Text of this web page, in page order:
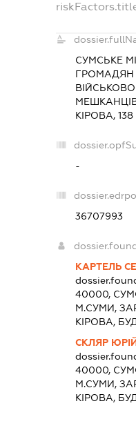
СУМСЬКЕ
ГРОМАДЯН
КІРОВА,
-
36707993
КАРТЕЛЬ
40000,
М.СУМИ,
КІРОВА,
СКЛЯР
40000,
М.СУМИ,
КІРОВА,